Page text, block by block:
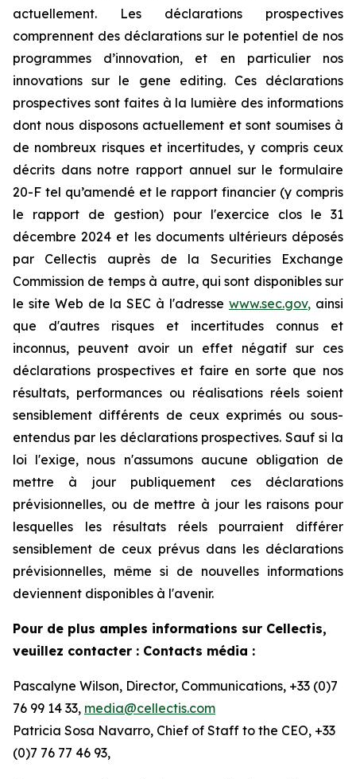
actuellement. Les déclarations prospectives
comprennent des déclarations sur le potentiel de nos
programmes d’innovation, et en particulier nos
innovations sur le gene editing. Ces déclarations
prospectives sont faites à la lumière des informations
dont nous disposons actuellement et sont soumises à
de nombreux risques et incertitudes, y compris ceux
décrits dans notre rapport annuel sur le formulaire
20-F tel qu’amendé et le rapport financier (y compris
le rapport de gestion) pour l'exercice clos le 31
décembre 2024 et les documents ultérieurs déposés
par Cellectis auprès de la Securities Exchange
Commission de temps à autre, qui sont disponibles sur
le site Web de la SEC à l'adresse www.sec.gov, ainsi
que d'autres risques et incertitudes connus et
inconnus, peuvent avoir un effet négatif sur ces
déclarations prospectives et faire en sorte que nos
résultats, performances ou réalisations réels soient
sensiblement différents de ceux exprimés ou sous-
entendus par les déclarations prospectives. Sauf si la
loi l'exige, nous n'assumons aucune obligation de
mettre à jour publiquement ces déclarations
prévisionnelles, ou de mettre à jour les raisons pour
lesquelles les résultats réels pourraient différer
sensiblement de ceux prévus dans les déclarations
prévisionnelles, même si de nouvelles informations
deviennent disponibles à l'avenir.
Pour de plus amples informations sur Cellectis,
veuillez contacter : Contacts média :
Pascalyne Wilson, Director, Communications, +33 (0)7
76 99 14 33, media@cellectis.com
Patricia Sosa Navarro, Chief of Staff to the CEO, +33
(0)7 76 77 46 93,